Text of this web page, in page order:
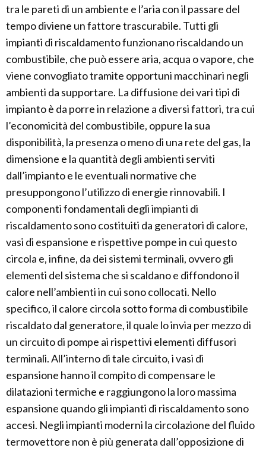
tra le pareti di un ambiente e l’aria con il passare del
tempo diviene un fattore trascurabile. Tutti gli
impianti di riscaldamento funzionano riscaldando un
combustibile, che può essere aria, acqua o vapore, che
viene convogliato tramite opportuni macchinari negli
ambienti da supportare. La diffusione dei vari tipi di
impianto è da porre in relazione a diversi fattori, tra cui
l’economicità del combustibile, oppure la sua
disponibilità, la presenza o meno di una rete del gas, la
dimensione e la quantità degli ambienti serviti
dall’impianto e le eventuali normative che
presuppongono l’utilizzo di energie rinnovabili. I
componenti fondamentali degli impianti di
riscaldamento sono costituiti da generatori di calore,
vasi di espansione e rispettive pompe in cui questo
circola e, infine, da dei sistemi terminali, ovvero gli
elementi del sistema che si scaldano e diffondono il
calore nell’ambienti in cui sono collocati. Nello
specifico, il calore circola sotto forma di combustibile
riscaldato dal generatore, il quale lo invia per mezzo di
un circuito di pompe ai rispettivi elementi diffusori
terminali. All’interno di tale circuito, i vasi di
espansione hanno il compito di compensare le
dilatazioni termiche e raggiungono la loro massima
espansione quando gli impianti di riscaldamento sono
accesi. Negli impianti moderni la circolazione del fluido
termovettore non è più generata dall’opposizione di